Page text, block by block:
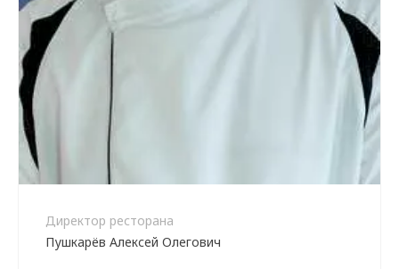
Директор ресторана
Пушкарёв Алексей Олегович